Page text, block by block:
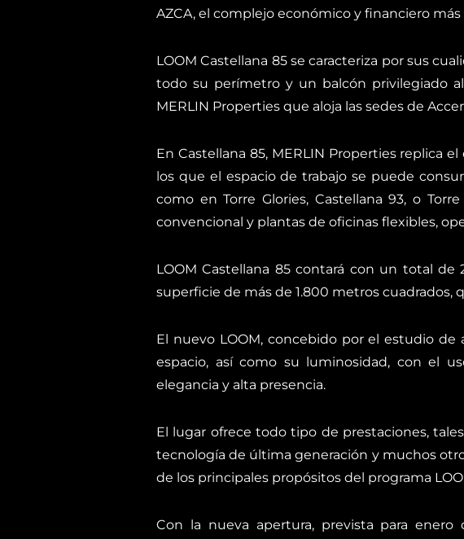
AZCA, el complejo económico y financiero
LOOM Castellana 85 se caracteriza por sus
todo su perímetro y un balcón privilegiado
MERLIN Properties que aloja las sedes de
En Castellana 85, MERLIN Properties replica
los que el espacio de trabajo se puede
como en Torre Glories, Castellana 93, o
convencional y plantas de oficinas flexibles,
LOOM Castellana 85 contará con un total de
superficie de más de 1.800 metros cuadrados,
El nuevo LOOM, concebido por el estudio de
espacio, así como su luminosidad, con el
elegancia y alta presencia.
El lugar ofrece todo tipo de prestaciones,
tecnología de última generación y muchos
de los principales propósitos del programa
Con la nueva apertura, prevista para enero